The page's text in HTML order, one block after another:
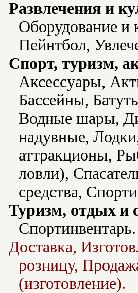
Развлечения и
Оборудование и
Пейнтбол,
Спорт, туризм,
Аксессуары,
Бассейны,
Водные шары,
надувные,
аттракционы,
ловли),
средства,
Туризм, отдых и
Спортинвентарь.
Доставка,
розницу,
(изготовление).